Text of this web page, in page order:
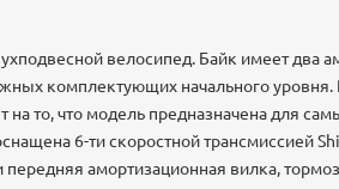
велосипед. Байк имеет два
комплектующих начального уровня.
то, что модель предназначена для
6-ти скоростной трансмиссией
передняя амортизационная вилка,